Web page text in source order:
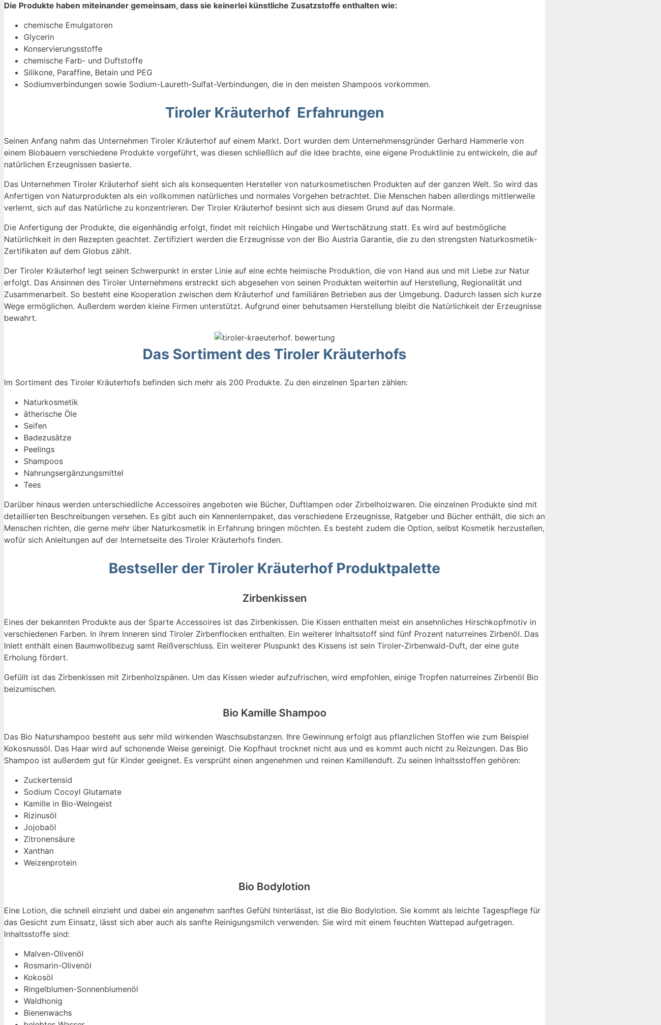
Die Produkte haben miteinander gemeinsam, dass sie keinerlei künstliche Zusatzstoffe enthalten wie:
chemische Emulgatoren
Glycerin
Konservierungsstoffe
chemische Farb- und Duftstoffe
Silikone, Paraffine, Betain und PEG
Sodiumverbindungen sowie Sodium-Laureth-Sulfat-Verbindungen, die in den meisten Shampoos vorkommen.
Tiroler Kräuterhof Erfahrungen
Seinen Anfang nahm das Unternehmen Tiroler Kräuterhof auf einem Markt. Dort wurden dem Unternehmensgründer Gerhard Hammerle von
einem Biobauern verschiedene Produkte vorgeführt, was diesen schließlich auf die Idee brachte, eine eigene Produktlinie zu entwickeln, die auf
natürlichen Erzeugnissen basierte.
Das Unternehmen Tiroler Kräuterhof sieht sich als konsequenten Hersteller von naturkosmetischen Produkten auf der ganzen Welt. So wird das
Anfertigen von Naturprodukten als ein vollkommen natürliches und normales Vorgehen betrachtet. Die Menschen haben allerdings mittlerweile
verlernt, sich auf das Natürliche zu konzentrieren. Der Tiroler Kräuterhof besinnt sich aus diesem Grund auf das Normale.
Die Anfertigung der Produkte, die eigenhändig erfolgt, findet mit reichlich Hingabe und Wertschätzung statt. Es wird auf bestmögliche
Natürlichkeit in den Rezepten geachtet. Zertifiziert werden die Erzeugnisse von der Bio Austria Garantie, die zu den strengsten Naturkosmetik-
Zertifikaten auf dem Globus zählt.
Der Tiroler Kräuterhof legt seinen Schwerpunkt in erster Linie auf eine echte heimische Produktion, die von Hand aus und mit Liebe zur Natur
erfolgt. Das Ansinnen des Tiroler Unternehmens erstreckt sich abgesehen von seinen Produkten weiterhin auf Herstellung, Regionalität und
Zusammenarbeit. So besteht eine Kooperation zwischen dem Kräuterhof und familiären Betrieben aus der Umgebung. Dadurch lassen sich kurze
Wege ermöglichen. Außerdem werden kleine Firmen unterstützt. Aufgrund einer behutsamen Herstellung bleibt die Natürlichkeit der Erzeugnisse
bewahrt.
Das Sortiment des Tiroler Kräuterhofs
Im Sortiment des Tiroler Kräuterhofs befinden sich mehr als 200 Produkte. Zu den einzelnen Sparten zählen:
Naturkosmetik
ätherische Öle
Seifen
Badezusätze
Peelings
Shampoos
Nahrungsergänzungsmittel
Tees
Darüber hinaus werden unterschiedliche Accessoires angeboten wie Bücher, Duftlampen oder Zirbelholzwaren. Die einzelnen Produkte sind mit
detaillierten Beschreibungen versehen. Es gibt auch ein Kennenlernpaket, das verschiedene Erzeugnisse, Ratgeber und Bücher enthält, die sich an
Menschen richten, die gerne mehr über Naturkosmetik in Erfahrung bringen möchten. Es besteht zudem die Option, selbst Kosmetik herzustellen,
wofür sich Anleitungen auf der Internetseite des Tiroler Kräuterhofs finden.
Bestseller der Tiroler Kräuterhof Produktpalette
Zirbenkissen
Eines der bekannten Produkte aus der Sparte Accessoires ist das Zirbenkissen. Die Kissen enthalten meist ein ansehnliches Hirschkopfmotiv in
verschiedenen Farben. In ihrem Inneren sind Tiroler Zirbenflocken enthalten. Ein weiterer Inhaltsstoff sind fünf Prozent naturreines Zirbenöl. Das
Inlett enthält einen Baumwollbezug samt Reißverschluss. Ein weiterer Pluspunkt des Kissens ist sein Tiroler-Zirbenwald-Duft, der eine gute
Erholung fördert.
Gefüllt ist das Zirbenkissen mit Zirbenholzspänen. Um das Kissen wieder aufzufrischen, wird empfohlen, einige Tropfen naturreines Zirbenöl Bio
beizumischen.
Bio Kamille Shampoo
Das Bio Naturshampoo besteht aus sehr mild wirkenden Waschsubstanzen. Ihre Gewinnung erfolgt aus pflanzlichen Stoffen wie zum Beispiel
Kokosnussöl. Das Haar wird auf schonende Weise gereinigt. Die Kopfhaut trocknet nicht aus und es kommt auch nicht zu Reizungen. Das Bio
Shampoo ist außerdem gut für Kinder geeignet. Es versprüht einen angenehmen und reinen Kamillenduft. Zu seinen Inhaltsstoffen gehören:
Zuckertensid
Sodium Cocoyl Glutamate
Kamille in Bio-Weingeist
Rizinusöl
Jojobaöl
Zitronensäure
Xanthan
Weizenprotein
Bio Bodylotion
Eine Lotion, die schnell einzieht und dabei ein angenehm sanftes Gefühl hinterlässt, ist die Bio Bodylotion. Sie kommt als leichte Tagespflege für
das Gesicht zum Einsatz, lässt sich aber auch als sanfte Reinigungsmilch verwenden. Sie wird mit einem feuchten Wattepad aufgetragen.
Inhaltsstoffe sind:
Malven-Olivenöl
Rosmarin-Olivenöl
Kokosöl
Ringelblumen-Sonnenblumenöl
Waldhonig
Bienenwachs